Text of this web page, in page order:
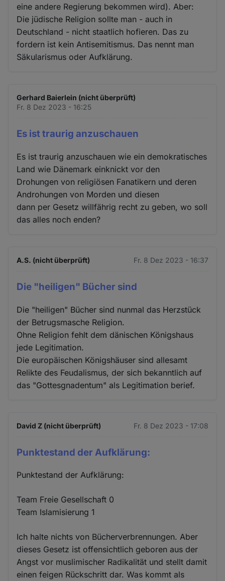
eine andere Regierung bekommen wird). Aber:
Die jüdische Religion sollte man - auch in
Deutschland - nicht staatlich hofieren. Das zu
fordern ist kein Antisemitismus. Das nennt man
Säkularismus oder Aufklärung.
Gerhard Baierlein (nicht überprüft)
Fr. 8 Dez 2023 - 16:25
Es ist traurig anzuschauen
Es ist traurig anzuschauen wie ein demokratisches
Land wie Dänemark einknickt vor den
Drohungen von religiösen Fanatikern und deren
Androhungen von Morden und diesen
dann per Gesetz willfährig recht zu geben, wo soll
das alles noch enden?
A.S. (nicht überprüft) Fr. 8 Dez 2023 - 16:37
Die "heiligen" Bücher sind
Die "heiligen" Bücher sind nunmal das Herzstück
der Betrugsmasche Religion.
Ohne Religion fehlt dem dänischen Königshaus
jede Legitimation.
Die europäischen Königshäuser sind allesamt
Relikte des Feudalismus, der sich bekanntlich auf
das "Gottesgnadentum" als Legitimation berief.
David Z (nicht überprüft) Fr. 8 Dez 2023 - 17:08
Punktestand der Aufklärung:
Punktestand der Aufklärung:
Team Freie Gesellschaft 0
Team Islamisierung 1
Ich halte nichts von Bücherverbrennungen. Aber
dieses Gesetz ist offensichtlich geboren aus der
Angst vor muslimischer Radikalität und stellt damit
einen feigen Rückschritt dar. Was kommt als